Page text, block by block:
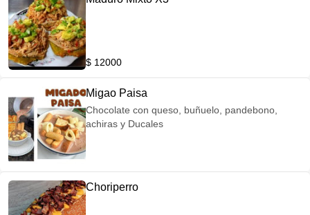
$ 12000
Migao Paisa
Chocolate con queso, buñuelo, pandebono,
achiras y Ducales
Choriperro